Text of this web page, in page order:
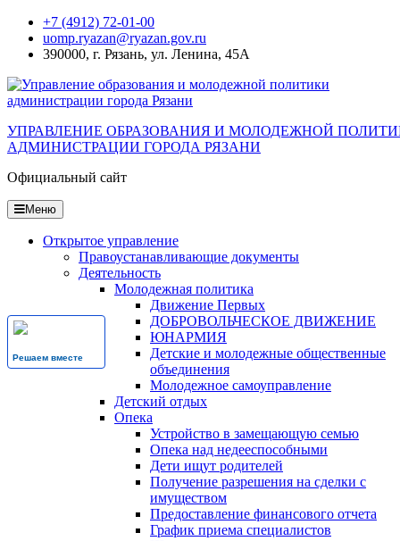
Перейти
содержанию
+7 (4912) 72-01-00
uomp.ryazan@ryazan.gov.ru
390000, г. Рязань, ул. Ленина, 45А
Решаем вместе
УПРАВЛЕНИЕ ОБРАЗОВАНИЯ И МОЛОДЕЖНОЙ
АДМИНИСТРАЦИИ ГОРОДА РЯЗАНИ
Официальный сайт
Меню
Открытое управление
Правоустанавливающие документы
Деятельность
Молодежная политика
Движение Первых
ДОБРОВОЛЬЧЕСКОЕ ДВИЖЕНИЕ
ЮНАРМИЯ
Детские и молодежные общественные
объединения
Молодежное самоуправление
Детский отдых
Опека
Устройство в замещающую семью
Опека над недееспособными
Дети ищут родителей
Получение разрешения на сделки с
имуществом
Предоставление финансового отчета
График приема специалистов